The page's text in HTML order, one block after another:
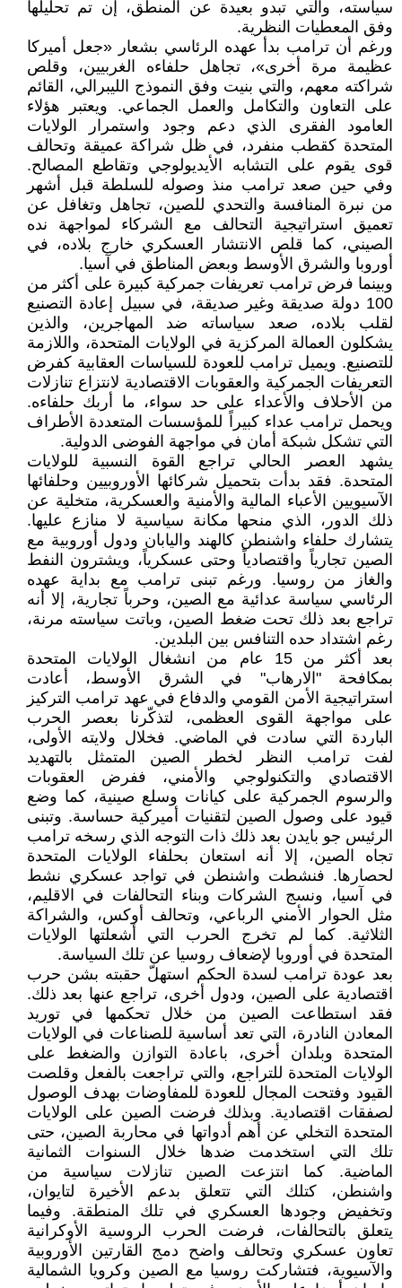
سياسته، والتي تبدو بعيدة عن المنطق، إن تم تحليلها
وفق المعطيات النظرية.
ورغم أن ترامب بدأ عهده الرئاسي بشعار «جعل أميركا
عظيمة مرة أخرى»، تجاهل حلفاءه الغربيين، وقلص
شراكته معهم، والتي بنيت وفق النموذج الليبرالي، القائم
على التعاون والتكامل والعمل الجماعي. ويعتبر هؤلاء
العامود الفقرى الذي دعم وجود واستمرار الولايات
المتحدة كقطب منفرد، في ظل شراكة عميقة وتحالف
قوى يقوم على التشابه الأيديولوجي وتقاطع المصالح.
وفي حين صعد ترامب منذ وصوله للسلطة قبل أشهر
من نبرة المنافسة والتحدي للصين، تجاهل وتغافل عن
تعميق استراتيجية التحالف مع الشركاء لمواجهة نده
الصيني، كما قلص الانتشار العسكري خارج بلاده، في
أوروبا والشرق الأوسط وبعض المناطق في آسيا.
وبينما فرض ترامب تعريفات جمركية كبيرة على أكثر من
100 دولة صديقة وغير صديقة، في سبيل إعادة التصنيع
لقلب بلاده، صعد سياساته ضد المهاجرين، والذين
يشكلون العمالة المركزية في الولايات المتحدة، واللازمة
للتصنيع. ويميل ترامب للعودة للسياسات العقابية كفرض
التعريفات الجمركية والعقوبات الاقتصادية لانتزاع تنازلات
من الأحلاف والأعداء على حد سواء، ما أربك حلفاءه.
ويحمل ترامب عداء كبيراً للمؤسسات المتعددة الأطراف
التي تشكل شبكة أمان في مواجهة الفوضى الدولية.
يشهد العصر الحالي تراجع القوة النسبية للولايات
المتحدة. فقد بدأت بتحميل شركائها الأوروبيين وحلفائها
الآسيويين الأعباء المالية والأمنية والعسكرية، متخلية عن
ذلك الدور، الذي منحها مكانة سياسية لا منازع عليها.
يتشارك حلفاء واشنطن كالهند واليابان ودول أوروبية مع
الصين تجارياً واقتصادياً وحتى عسكرياً، ويشترون النفط
والغاز من روسيا. ورغم تبنى ترامب مع بداية عهده
الرئاسي سياسة عدائية مع الصين، وحرباً تجارية، إلا أنه
تراجع بعد ذلك تحت ضغط الصين، وباتت سياسته مرنة،
رغم اشتداد حده التنافس بين البلدين.
بعد أكثر من 15 عام من انشغال الولايات المتحدة
بمكافحة "الارهاب" في الشرق الأوسط، أعادت
استراتيجية الأمن القومي والدفاع في عهد ترامب التركيز
على مواجهة القوى العظمى، لتذكّرنا بعصر الحرب
الباردة التي سادت في الماضي. فخلال ولايته الأولى،
لفت ترامب النظر لخطر الصين المتمثل بالتهديد
الاقتصادي والتكنولوجي والأمني، ففرض العقوبات
والرسوم الجمركية على كيانات وسلع صينية، كما وضع
قيود على وصول الصين لتقنيات أميركية حساسة. وتبنى
الرئيس جو بايدن بعد ذلك ذات التوجه الذي رسخه ترامب
تجاه الصين، إلا أنه استعان بحلفاء الولايات المتحدة
لحصارها. فنشطت واشنطن في تواجد عسكري نشط
في آسيا، ونسج الشركات وبناء التحالفات في الاقليم،
مثل الحوار الأمني الرباعي، وتحالف أوكس، والشراكة
الثلاثية. كما لم تخرج الحرب التي أشعلتها الولايات
المتحدة في أوروبا لإضعاف روسيا عن تلك السياسة.
بعد عودة ترامب لسدة الحكم استهلّ حقبته بشن حرب
اقتصادية على الصين، ودول أخرى، تراجع عنها بعد ذلك.
فقد استطاعت الصين من خلال تحكمها في توريد
المعادن النادرة، التي تعد أساسية للصناعات في الولايات
المتحدة وبلدان أخرى، باعادة التوازن والضغط على
الولايات المتحدة للتراجع، والتي تراجعت بالفعل وقلصت
القيود وفتحت المجال للعودة للمفاوضات بهدف الوصول
لصفقات اقتصادية. وبذلك فرضت الصين على الولايات
المتحدة التخلي عن أهم أدواتها في محاربة الصين، حتى
تلك التي استخدمت ضدها خلال السنوات الثمانية
الماضية. كما انتزعت الصين تنازلات سياسية من
واشنطن، كتلك التي تتعلق بدعم الأخيرة لتايوان،
وتخفيض وجودها العسكري في تلك المنطقة. وفيما
يتعلق بالتحالفات، فرضت الحرب الروسية الأوكرانية
تعاون عسكري وتحالف واضح دمج القارتين الأوروبية
والآسيوية، فتشاركت روسيا مع الصين وكرويا الشمالية